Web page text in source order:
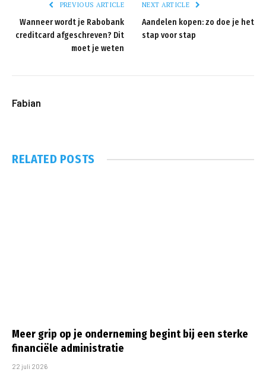
PREVIOUS ARTICLE
Wanneer wordt je Rabobank
creditcard afgeschreven? Dit
moet je weten
NEXT ARTICLE
Aandelen kopen: zo doe je het
stap voor stap
Fabian
RELATED POSTS
Meer grip op je onderneming begint bij een sterke
financiële administratie
22 juli 2026